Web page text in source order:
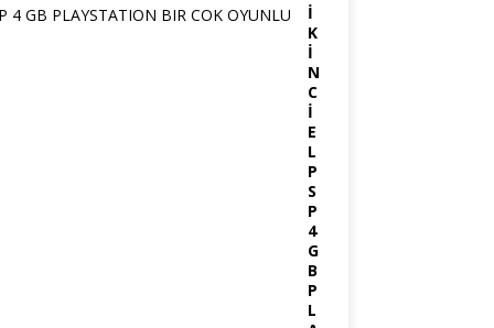
İ
K
İ
N
C
İ
E
L
P
S
P
4
G
B
P
L